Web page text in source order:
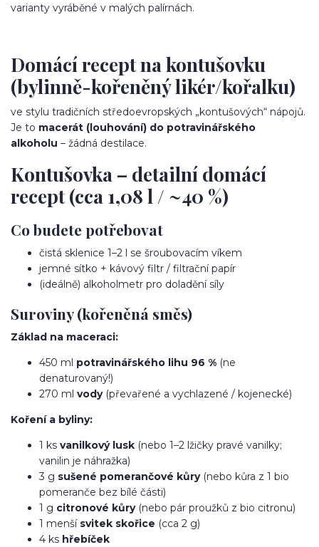
varianty vyráběné v malých palírnách.
Domácí recept na kontušovku
(bylinně-kořeněný likér/kořalku)
ve stylu tradičních středoevropských „kontušových“ nápojů.
Je to macerát (louhování) do potravinářského
alkoholu – žádná destilace.
Kontušovka – detailní domácí
recept (cca 1,08 l / ~40 %)
Co budete potřebovat
čistá sklenice 1–2 l se šroubovacím víkem
jemné sítko + kávový filtr / filtrační papír
(ideálně) alkoholmetr pro doladění síly
Suroviny (kořeněná směs)
Základ na maceraci:
450 ml potravinářského lihu 96 % (ne
denaturovaný!)
270 ml vody(převařené a vychlazené / kojenecké)
Koření a byliny:
1 ks vanilkový lusk (nebo 1–2 lžičky pravé vanilky;
vanilin je náhražka)
3 g sušené pomerančové kůry(nebo kůra z 1 bio
pomeranče bez bílé části)
1 g citronové kůry(nebo pár proužků z bio citronu)
1 menší svitek skořice (cca 2 g)
4 ks hřebíček